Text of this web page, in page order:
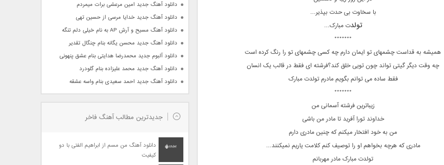
با سخاوت بی حدت بپذیر…
تولدت مبارک…
*******
همیشه به قداست چشمهای تو ایمان دارم چه کسی چشمهای تو را رنگ کرده است
چه وقت دیگر گیتی تواند چون تویی خلق کند؟فرشته ای فقط در قالب یک انسان
فقط ساده می توانم بگویم مادرم تولدت مبارک
*******
زیباترین فرشته آسمانی من
خداوند تورا آفرید تا مادر من باشی
من به خود افتخار میکنم که چنین مادری دارم
مادری که هرچه بخواهم او را توصیف کنم کلامت یاریم نمیکنند…
تولدت مبارک مادر مهربانم
دانلود آهنگ جدید امین مرعشی برات میمردم
دانلود آهنگ جدید خدایا مرسی از حسین تهی
دانلود آهنگ مسیح و آرش AP به نام خیلی دلم تنگه
دانلود آهنگ جدید محسن یگانه بنام چنگال تقدیر
دانلود آلبوم جدید محمدرضا هدایتی بنام عشق پنهونی
دانلود آهنگ جدید محمد علیزاده بنام گلودرد
دانلود آهنگ جدید احمد سعیدی بنام واسه عشقه
جدیدترین مطالب آهنگ فاخر
دانلود آهنگ من مسم از ابراهیم الفتی با دو
کیفیت